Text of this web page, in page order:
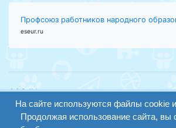
Профсоюз работников народного
eseur.ru
ООО "Центр
образования и
консалтинга"
Волгоград 2008-
вход
На сайте используются файлы cookie
Продолжая использование сайта, вы